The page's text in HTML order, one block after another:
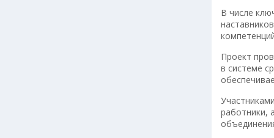
В числе
Проект
в системе
работники,